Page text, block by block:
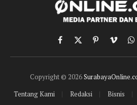
Facebook
X
(Twitter)
PinterestVimeo
Copyright © 2026
Tentang Kami
Redaksi Bisnis